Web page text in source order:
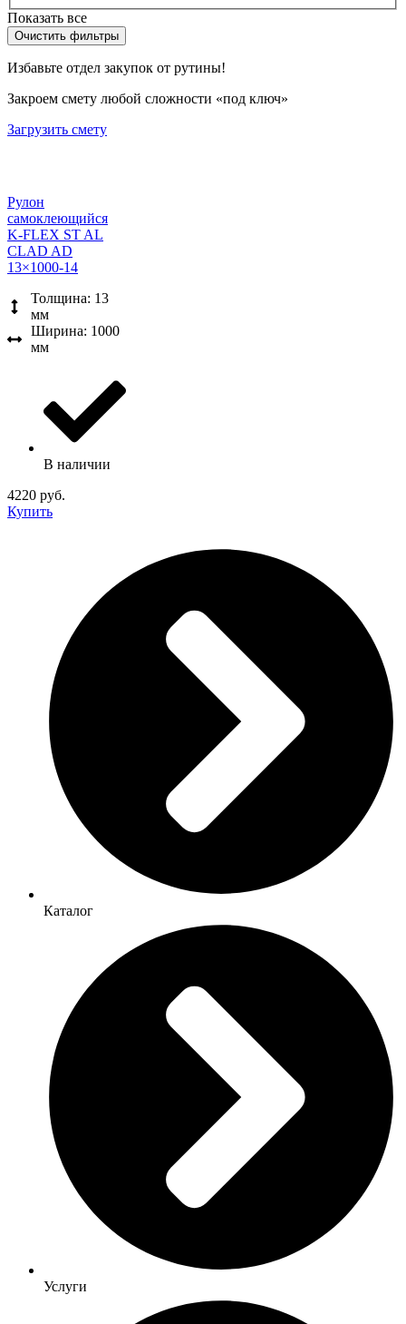
Показать все
Очистить фильтры
Избавьте отдел закупок от рутины!
Закроем смету любой сложности «под ключ»
Загрузить смету
Рулон
самоклеющийся
K-FLEX ST AL
CLAD AD
13×1000-14
Толщина: 13
мм
Ширина: 1000
мм
В наличии
4220 руб.
Купить
Каталог
Услуги